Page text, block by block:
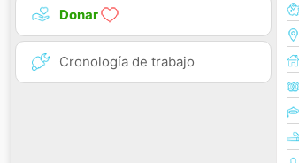
Donar
Cronología de trabajo